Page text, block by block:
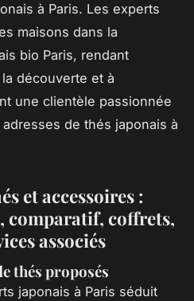
à Paris. Les experts
maisons dans la
bio Paris, rendant
découverte et à
une clientèle passionnée
de thés japonais à
et accessoires :
comparatif, coffrets,
associés
thés proposés
japonais à Paris séduit